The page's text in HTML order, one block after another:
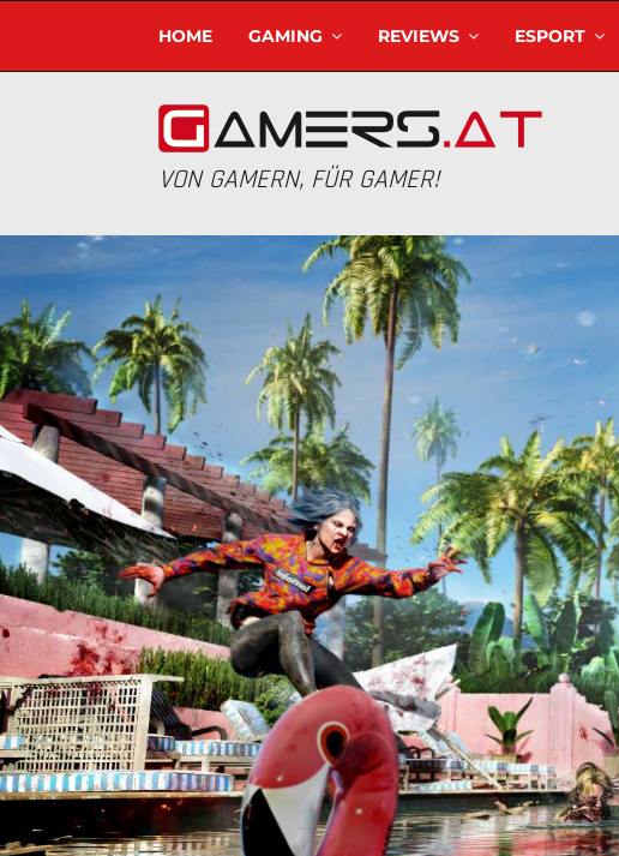
HOME GAMING REVIEWS ESPORT
VON GAMERN, FÜR GAMER!